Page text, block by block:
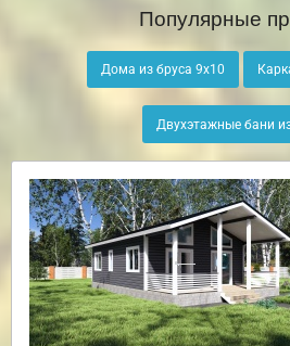
Популярные
Дома из бруса 9х10
Двухэтажные бани